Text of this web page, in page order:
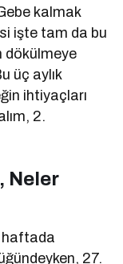
kalmak
işte tam da bu
dökülmeye
üç aylık
ihtiyaçları
2.
Neler
haftada
27.